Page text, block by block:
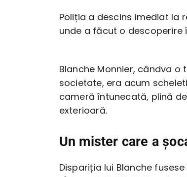
Poliția a descins imediat la
unde a făcut o descoperire
Blanche Monnier, cândva
societate, era acum
cameră întunecată, plină
exterioară.
Un mister care a
Dispariția lui Blanche